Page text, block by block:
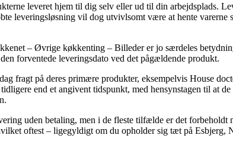
leveret hjem til dig selv eller ud til din arbejdsplads.
leveringsløsning vil dog utvivlsomt være at hente
– Øvrige køkkenting – Billeder er jo særdeles
forventede leveringsdato ved det pågældende produkt.
fragt på deres primære produkter, eksempelvis House
end et angivent tidspunkt, med hensynstagen til at
uden betaling, men i de fleste tilfælde er det forbeholdt
oftest – ligegyldigt om du opholder sig tæt på